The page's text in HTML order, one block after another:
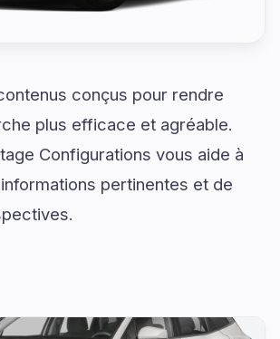
conçus pour rendre
plus efficace et agréable.
Configurations vous aide à
pertinentes et de